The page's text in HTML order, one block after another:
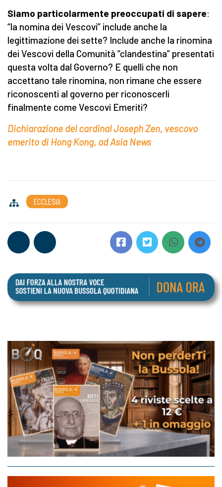
Siamo particolarmente preoccupati di sapere:
“la nomina dei Vescovi” include anche la
legittimazione dei sette? Include anche la rinomina
dei Vescovi della Comunità “clandestina” presentati
questa volta dal Governo? E quelli che non
accettano tale rinomina, non rimane che essere
riconoscenti al governo per riconoscerli
finalmente come Vescovi Emeriti?
Dichiarazione del cardinal Joseph Zen, vescovo
emerito di Hong Kong, ad Asia News
ECCLESIA